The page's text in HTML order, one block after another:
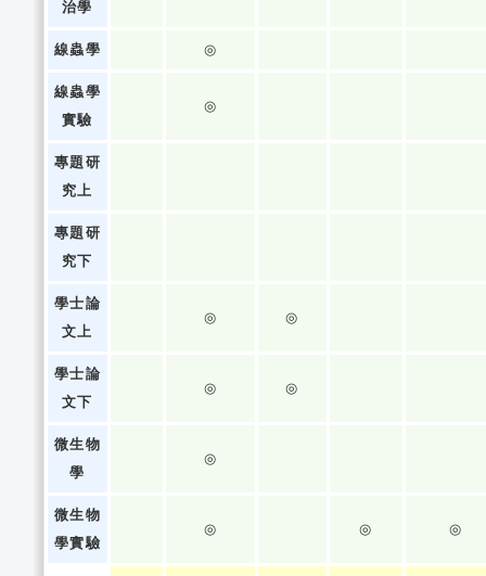
治學
線蟲學 ◎
線蟲學
實驗
◎
專題研
究上
專題研
究下
學士論
文上
◎ ◎
學士論
文下
◎ ◎
微生物
學
◎
微生物
學實驗
◎ ◎ ◎